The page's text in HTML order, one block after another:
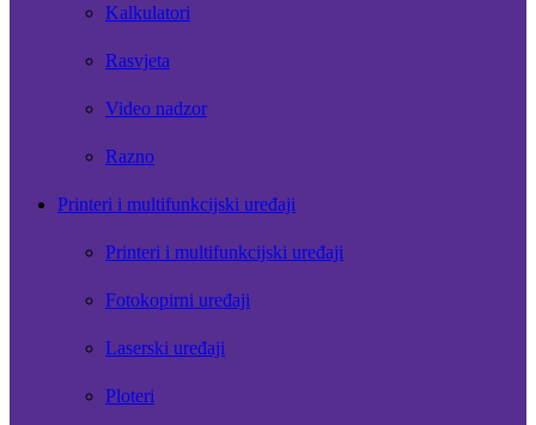
Kalkulatori
Rasvjeta
Video nadzor
Razno
Printeri i multifunkcijski uređaji
Printeri i multifunkcijski uređaji
Fotokopirni uređaji
Laserski uređaji
Ploteri